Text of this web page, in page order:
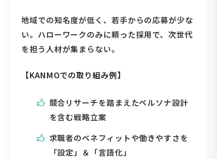
地域での知名度が低く、若手からの応募が少な
い。ハローワークのみに頼った採用で、次世代
を担う人材が集まらない。
【KANMOでの取り組み例】
競合リサーチを踏まえたペルソナ設計
を含む戦略立案
求職者のベネフィットや働きやすさを
「設定」＆「言語化」